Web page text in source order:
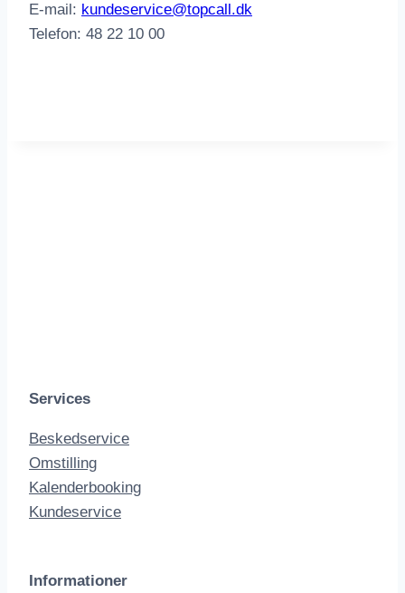
E-mail: kundeservice@topcall.dk
Telefon: 48 22 10 00
Services
Beskedservice
Omstilling
Kalenderbooking
Kundeservice
Informationer